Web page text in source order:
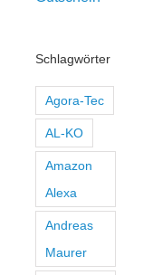
Schlagwörter
Agora-Tec
AL-KO
Amazon
Alexa
Andreas
Maurer